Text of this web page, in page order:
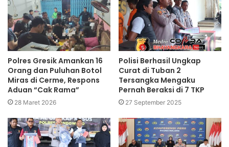
Polres Gresik Amankan 16
Orang dan Puluhan Botol
Miras di Cerme, Respons
Aduan “Cak Rama”
28 Maret 2026
Polisi Berhasil Ungkap
Curat di Tuban 2
Tersangka Mengaku
Pernah Beraksi di 7 TKP
27 September 2025